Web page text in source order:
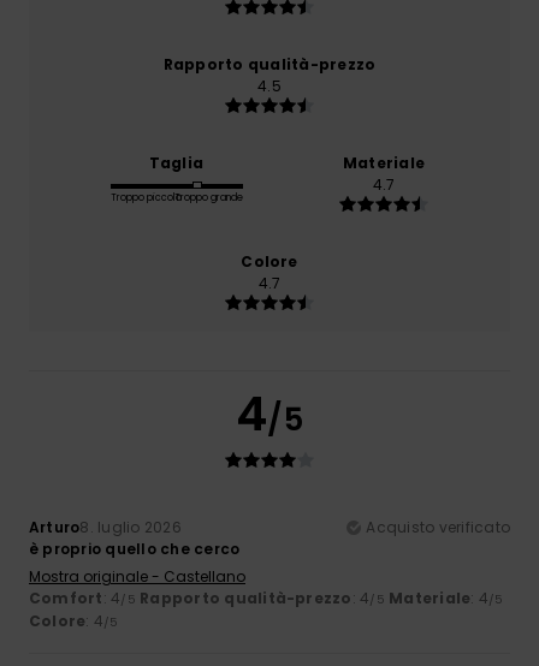
Rapporto qualità-prezzo
4.5
Taglia
Troppo piccoloTroppo grande
Materiale
4.7
Colore
4.7
4/5
Arturo8. luglio 2026
Acquisto verificato
è proprio quello che cerco
Mostra originale - Castellano
Comfort: 4/5 Rapporto qualità-prezzo: 4/5 Materiale: 4/5
Colore: 4/5